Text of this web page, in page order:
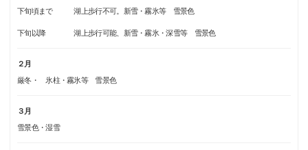
下旬頃まで 湖上歩行不可。新雪・霧氷等 雪景色
下旬以降 湖上歩行可能、新雪・霧氷・深雪等 雪景色
２月
厳冬・ 氷柱・霧氷等 雪景色
３月
雪景色・湿雪